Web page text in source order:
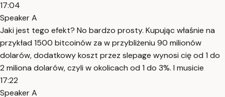
17:04
Speaker A
Jaki jest tego efekt? No bardzo prosty. Kupując właśnie na
przykład 1500 bitcoinów za w przybliżeniu 90 milionów
dolarów, dodatkowy koszt przez slepage wynosi cię od 1 do
2 miliona dolarów, czyli w okolicach od 1 do 3%. I musicie
17:22
Speaker A